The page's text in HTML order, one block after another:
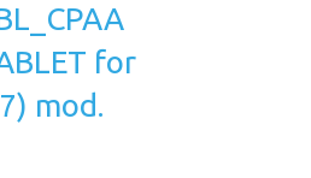
for
mod.